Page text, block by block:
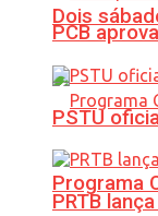
Dois
Programa
PCB
PSTU
PRTB